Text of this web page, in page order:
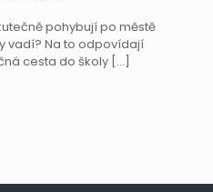
pohybují po městě
vadí? Na to odpovídají
cesta do školy […]